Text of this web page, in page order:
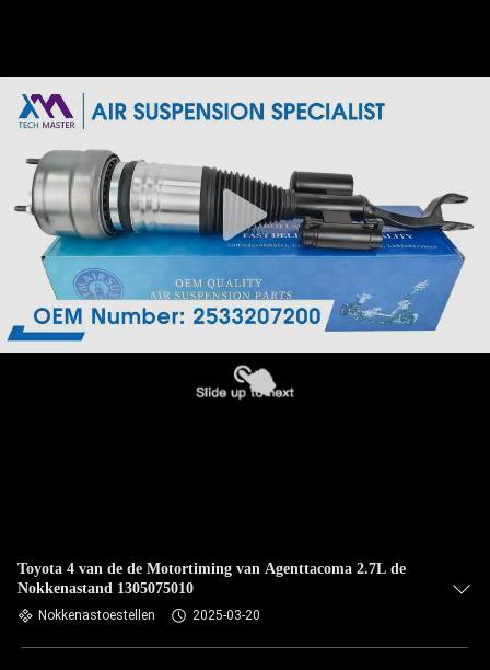
Toyota 4 van de de Motortiming van Agenttacoma 2.7L de
Nokkenastand 1305075010
Nokkenastoestellen 2025-03-20